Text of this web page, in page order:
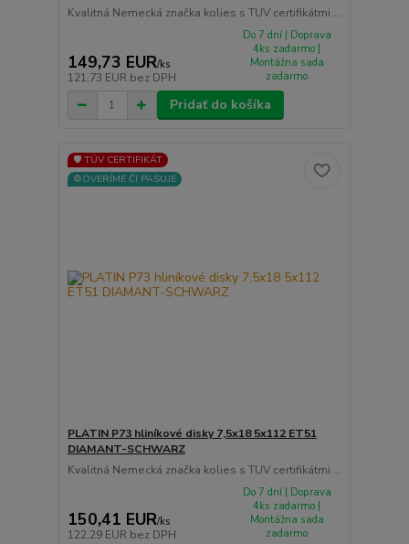
Kvalitná Nemecká značka kolies s TUV certifikátmi ...
149,73 EUR/ks
121,73 EUR bez DPH
Do 7 dní | Doprava
4ks zadarmo |
Montážna sada
zadarmo
Pridať do košíka
🛡️ TÜV CERTIFIKÁT
⚙️OVERÍME ČI PASUJE
PLATIN P73 hliníkové disky 7,5x18 5x112 ET51
DIAMANT-SCHWARZ
Kvalitná Nemecká značka kolies s TUV certifikátmi ...
150,41 EUR/ks
122,29 EUR bez DPH
Do 7 dní | Doprava
4ks zadarmo |
Montážna sada
zadarmo